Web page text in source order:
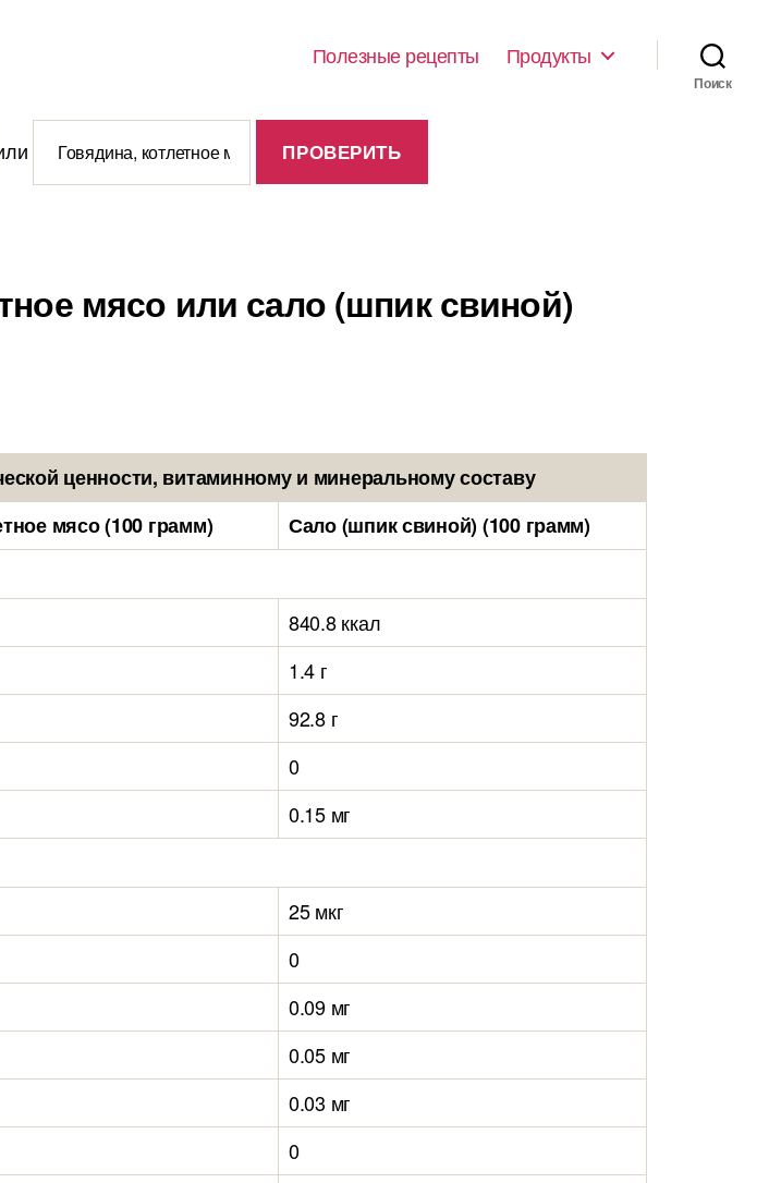
Полезные рецепты Продукты
Поиск
мясо или сало (шпик свиной)
ценности, витаминному и минеральному составу
мясо (100 грамм)
Сало (шпик свиной) (100 грамм)
840.8 ккал
1.4 г
92.8 г
0
0.15 мг
25 мкг
0
0.09 мг
0.05 мг
0.03 мг
0